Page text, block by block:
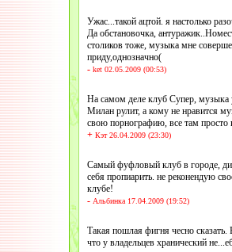
Ужас...такой ацтой. я настолько
Да обстановочка,
столиков тоже, музыка мне
приду,однозначно(
- ket 02.05.2009 (00:53)
На самом деле клуб Супер, музыка
Милан рулит, а кому не нравится
свою порнографию, все там
+ Кэт 26.04.2009 (23:30)
Самый фуфловый клуб в городе,
себя пропиарить. не реконендую
клубе!
- Альбинка 17.04.2009 (19:52)
Такая пошлая фигня чесно
что у владельцев хранический